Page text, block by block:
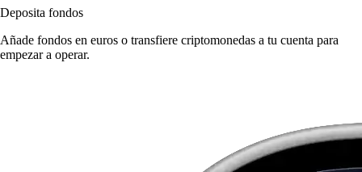
Deposita fondos
Añade fondos en euros o transfiere criptomonedas a tu cuenta para
empezar a operar.